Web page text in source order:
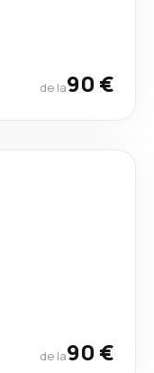
de la90 €
de la90 €